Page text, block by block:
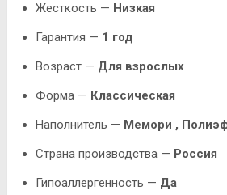
Жесткость — Низкая
Гарантия — 1 год
Возраст — Для взрослых
Форма — Классическая
Наполнитель — Мемори ,
Страна производства — Россия
Гипоаллергенность — Да